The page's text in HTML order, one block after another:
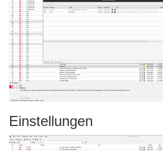
Einstellungen